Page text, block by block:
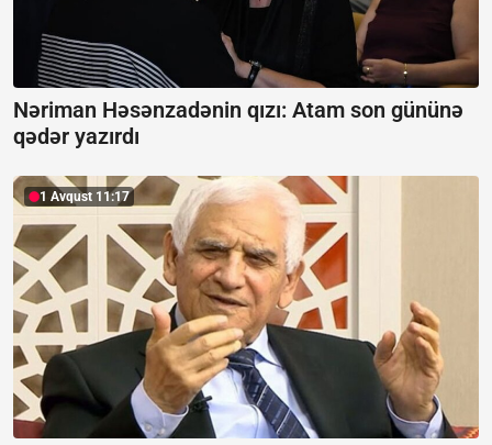
Nəriman Həsənzadənin qızı: Atam son gününə
qədər yazırdı
1 Avqust 11:17